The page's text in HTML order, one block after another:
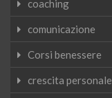
coaching
comunicazione
Corsi benessere
crescita personale